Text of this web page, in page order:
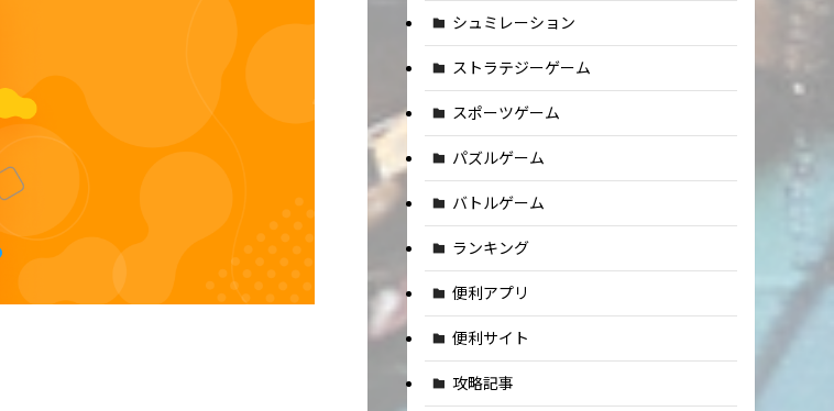
シュミレーション
ストラテジーゲーム
スポーツゲーム
パズルゲーム
バトルゲーム
ランキング
便利アプリ
便利サイト
攻略記事